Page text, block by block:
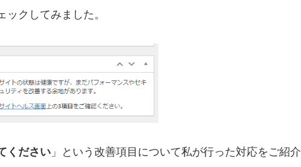
ックしてみました。
ください 」という改善項目について私が行った対応をご紹介